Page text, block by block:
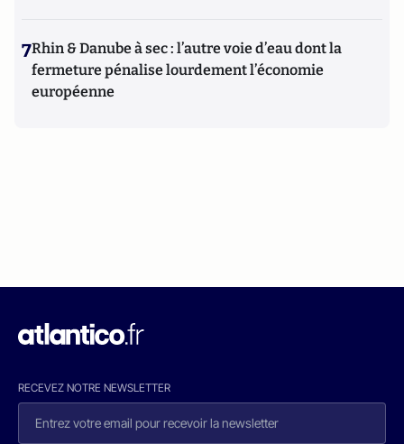
7Rhin & Danube à sec : l’autre voie d’eau dont la
fermeture pénalise lourdement l’économie
européenne
RECEVEZ NOTRE NEWSLETTER